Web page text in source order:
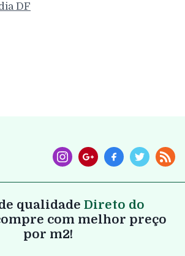
DF
qualidade Direto do
com melhor preço
por m2!